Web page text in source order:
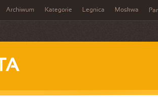
Archiwum Kategorie Legnica Moskwa